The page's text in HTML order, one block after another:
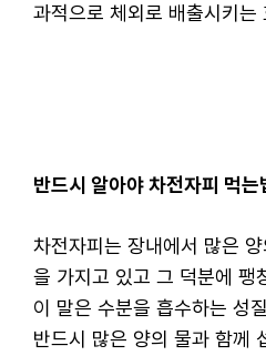
과적으로 체외로 배출시키는
반드시 알아야 차전자피 먹는
차전자피는 장내에서 많은
을 가지고 있고 그 덕분에 팽
이 말은 수분을 흡수하는 성
반드시 많은 양의 물과 함께